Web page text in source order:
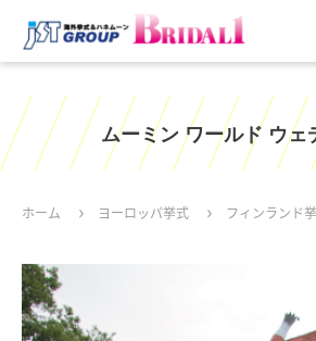
ムーミン ワールド ウェ
ホーム ヨーロッパ挙式 フィンランド